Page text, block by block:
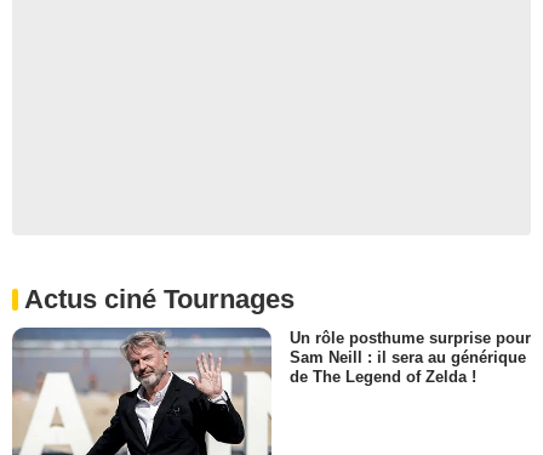
Actus ciné Tournages
Un rôle posthume surprise pour
Sam Neill : il sera au générique
de The Legend of Zelda !